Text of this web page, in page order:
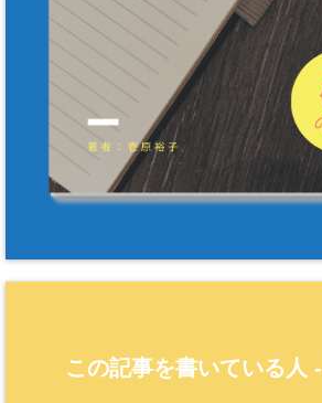
この記事を書いている人 -